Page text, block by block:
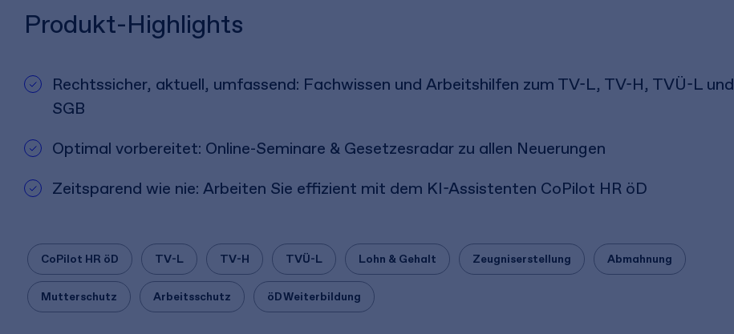
Produkt-Highlights
Rechtssicher, aktuell, umfassend: Fachwissen und Arbeitshilfen zum TV-L, TV-H, TVÜ-L und
SGB
Optimal vorbereitet: Online-Seminare & Gesetzesradar zu allen Neuerungen
Zeitsparend wie nie: Arbeiten Sie effizient mit dem KI-Assistenten CoPilot HR öD
CoPilot HR öD TV-L TV-H TVÜ-L Lohn & Gehalt Zeugniserstellung Abmahnung
Mutterschutz Arbeitsschutz öD Weiterbildung